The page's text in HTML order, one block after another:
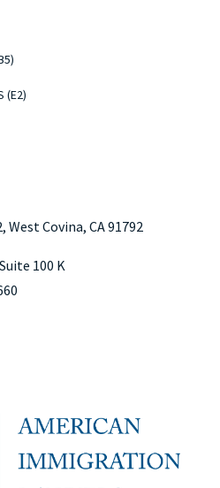
(E2)
West Covina, CA 91792
100 K